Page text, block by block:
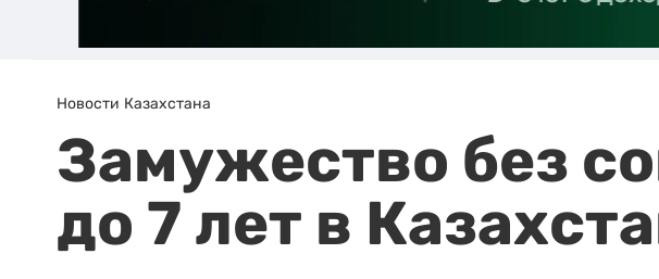
Новости Казахстана
Замужество без
до 7 лет в